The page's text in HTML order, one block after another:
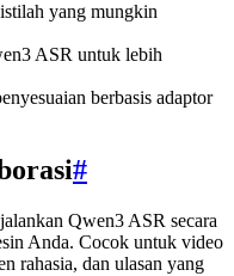
yang mungkin
ASR untuk lebih
berbasis adaptor
#
Qwen3 ASR secara
Anda. Cocok untuk video
rahasia, dan ulasan yang